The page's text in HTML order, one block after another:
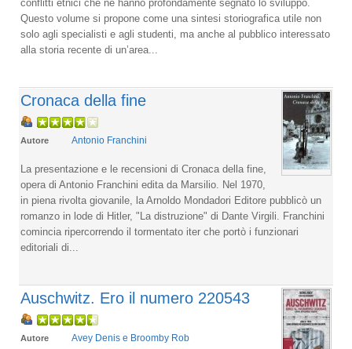
conflitti etnici che ne hanno profondamente segnato lo sviluppo.
Questo volume si propone come una sintesi storiografica utile non
solo agli specialisti e agli studenti, ma anche al pubblico interessato
alla storia recente di un’area...
Cronaca della fine
Autore Antonio Franchini
La presentazione e le recensioni di Cronaca della fine,
opera di Antonio Franchini edita da Marsilio. Nel 1970,
in piena rivolta giovanile, la Arnoldo Mondadori Editore pubblicò un
romanzo in lode di Hitler, "La distruzione" di Dante Virgili. Franchini
comincia ripercorrendo il tormentato iter che portò i funzionari
editoriali di...
Auschwitz. Ero il numero 220543
Autore Avey Denis e Broomby Rob